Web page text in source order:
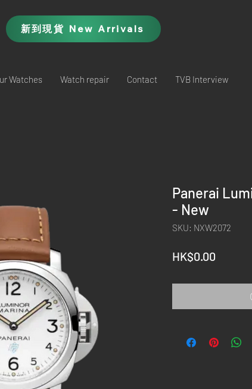
新到現貨 New Arrivals
Watches Watch repair Contact TVB Interview
Panerai
- New
SKU: NXW2072
HK$0.00